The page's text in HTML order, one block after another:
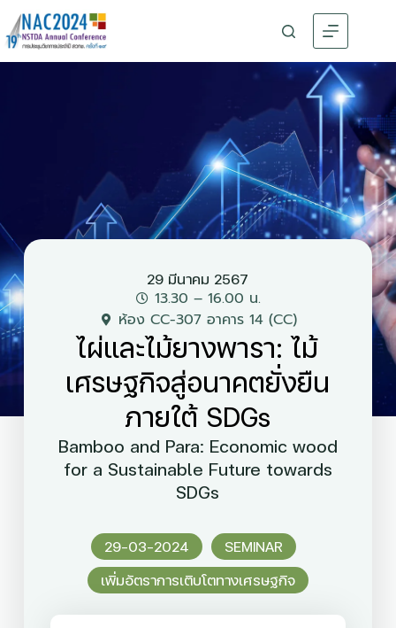
29 มีนาคม 2567
13.30 – 16.00 น.
ห้อง CC-307 อาคาร 14 (CC)
ไผ่และไม้ยางพารา: ไม้
เศรษฐกิจสู่อนาคตยั่งยืน
ภายใต้ SDGs
Bamboo and Para: Economic wood
for a Sustainable Future towards
SDGs
29-03-2024
SEMINAR
เพิ่มอัตราการเติบโตทางเศรษฐกิจ